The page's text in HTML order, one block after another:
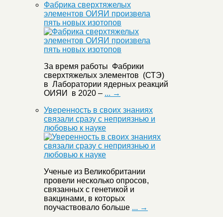
Фабрика сверхтяжелых
элементов ОИЯИ произвела
пять новых изотопов
За время работы Фабрики
сверхтяжелых элементов (СТЭ)
в Лаборатории ядерных реакций
ОИЯИ в 2020 – ... →
Уверенность в своих знаниях
связали сразу с неприязнью и
любовью к науке
Ученые из Великобритании
провели несколько опросов,
связанных с генетикой и
вакцинами, в которых
поучаствовало больше ... →